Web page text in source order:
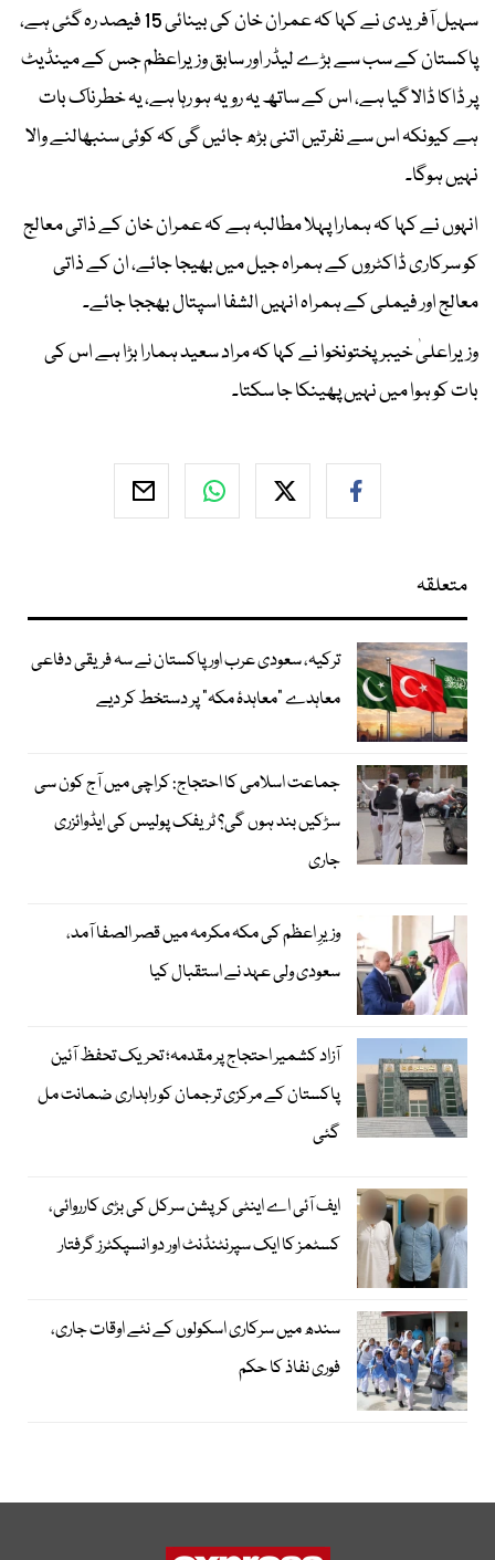
سہیل آفریدی نے کہا کہ عمران خان کی بینائی 15 فیصد رہ گئی ہے،
پاکستان کے سب سے بڑے لیڈر اور سابق وزیراعظم جس کے مینڈیٹ
پر ڈاکا ڈالا گیا ہے، اس کے ساتھ یہ رویہ ہو رہا ہے، یہ خطرناک بات
ہے کیونکہ اس سے نفرتیں اتنی بڑھ جائیں گی کہ کوئی سنبھالنے والا
نہیں ہوگا۔
انہوں نے کہا کہ ہمارا پہلا مطالبہ ہے کہ عمران خان کے ذاتی معالج
کو سرکاری ڈاکٹروں کے ہمراہ جیل میں بھیجا جائے، ان کے ذاتی
معالج اور فیملی کے ہمراہ انہیں الشفا اسپتال بھججا جائے۔
وزیراعلیٰ خیبرپختونخوا نے کہا کہ مراد سعید ہمارا بڑا ہے اس کی
بات کو ہوا میں نہیں پھینکا جا سکتا۔
متعلقہ
ترکیہ، سعودی عرب اور پاکستان نے سہ فریقی دفاعی
معاہدے "معاہدۂ مکہ" پر دستخط کر دیے
جماعت اسلامی کا احتجاج: کراچی میں آج کون سی
سڑکیں بند ہوں گی؟ ٹریفک پولیس کی ایڈوائزری
جاری
وزیرِ اعظم کی مکہ مکرمہ میں قصر الصفا آمد،
سعودی ولی عہد نے استقبال کیا
آزاد کشمیر احتجاج پر مقدمہ؛ تحریک تحفظ آئین
پاکستان کے مرکزی ترجمان کو راہداری ضمانت مل
گئی
ایف آئی اے اینٹی کرپشن سرکل کی بڑی کارروائی،
کسٹمز کا ایک سپرنٹنڈنٹ اور دو انسپکٹرز گرفتار
سندھ میں سرکاری اسکولوں کے نئے اوقات جاری،
فوری نفاذ کا حکم